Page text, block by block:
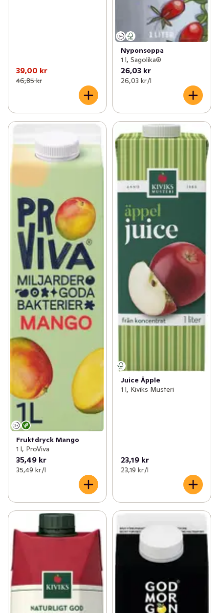
39,00 kr
46,85 kr
Nyponsoppa
1 l, Sagolika®
26,03 kr
26,03 kr /l
Fruktdryck Mango
1 l, ProViva
35,49 kr
35,49 kr /l
Juice Äpple
1 l, Kiviks Musteri
23,19 kr
23,19 kr /l